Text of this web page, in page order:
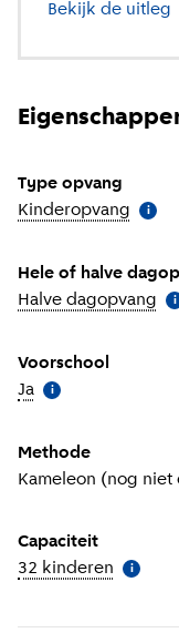
Bekijk de uitleg
Type opvang
Kinderopvang
i
Hele of halve
Halve dagopvang
i
Voorschool
Ja Meer informatie
i
Methode
Kameleon (nog
Capaciteit
32 kinderen Meer
i